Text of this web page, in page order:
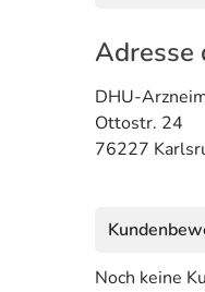
Adresse
DHU-
Ottostr. 24
76227
Noch keine